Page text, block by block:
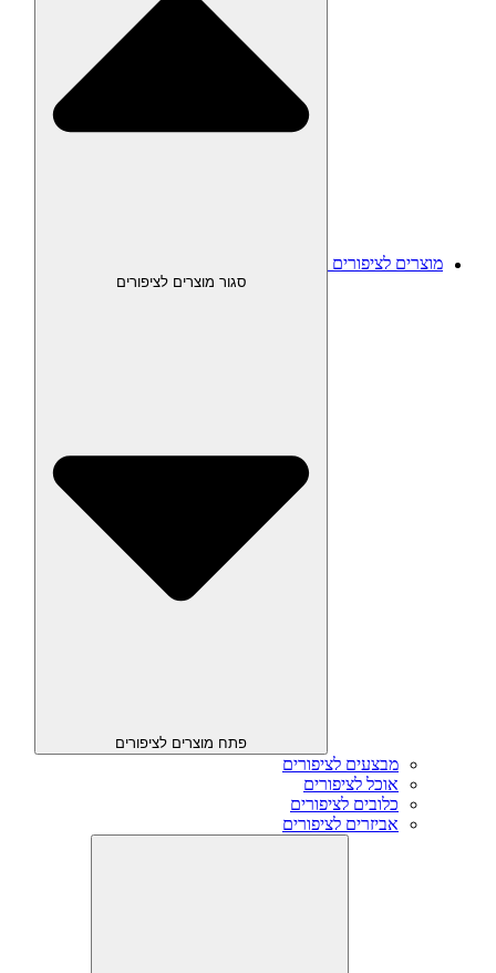
מוצרים לציפורים
סגור מוצרים לציפורים
פתח מוצרים לציפורים
מבצעים לציפורים
אוכל לציפורים
כלובים לציפורים
אביזרים לציפורים